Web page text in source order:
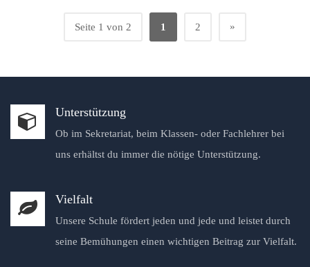
Seite 1 von 2 1 2 »
Unterstützung
Ob im Sekretariat, beim Klassen- oder Fachlehrer bei
uns erhältst du immer die nötige Unterstützung.
Vielfalt
Unsere Schule fördert jeden und jede und leistet durch
seine Bemühungen einen wichtigen Beitrag zur Vielfalt.